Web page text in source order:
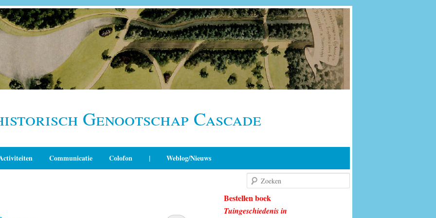
Genootschap Cascade
Communicatie Colofon | Weblog/Nieuws
Bestellen boek
Tuingeschiedenis in